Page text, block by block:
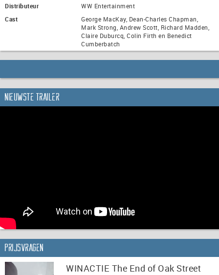
Distributeur
WW Entertainment
Cast
George MacKay, Dean-Charles Chapman,
Mark Strong, Andrew Scott, Richard Madden,
Claire Duburcq, Colin Firth en Benedict
Cumberbatch
Nieuwste trailer
Prijsvragen
WINACTIE The End of Oak Street